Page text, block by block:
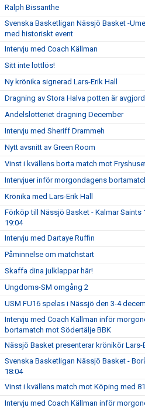
Ralph Bissanthe
Svenska Basketligan Nässjö Basket -
med historiskt event
Intervju med Coach Källman
Sitt inte lottlös!
Ny krönika signerad Lars-Erik Hall
Dragning av Stora Halva potten är avgjord
Andelslotteriet dragning December
Intervju med Sheriff Drammeh
Nytt avsnitt av Green Room
Vinst i kvällens borta match mot
Intervjuer inför morgondagens
Krönika med Lars-Erik Hall
Förköp till Nässjö Basket - Kalmar Saints
19:04
Intervju med Dartaye Ruffin
Påminnelse om matchstart
Skaffa dina julklappar här!
Ungdoms-SM omgång 2
USM FU16 spelas i Nässjö den 3-4
Intervju med Coach Källman inför
bortamatch mot Södertälje BBK
Nässjö Basket presenterar krönikör Lars-
Svenska Basketligan Nässjö Basket -
18:04
Vinst i kvällens match mot Köping med
Intervju med Coach Källman inför